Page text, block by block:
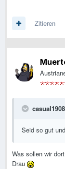
Zitieren
casual1908
Seid so gut
Was sollen wir
Drau